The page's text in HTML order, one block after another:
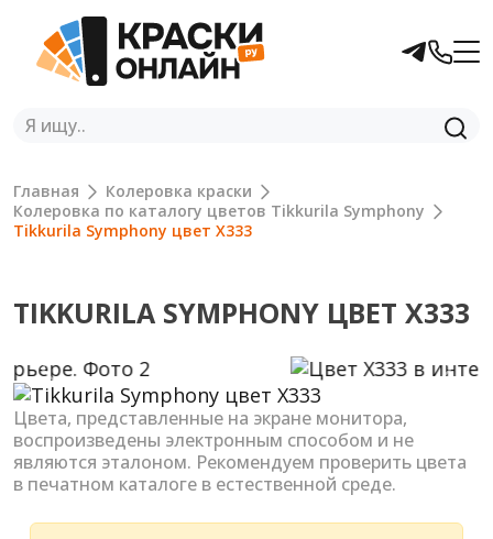
Главная
Колеровка краски
Колеровка по каталогу цветов Tikkurila Symphony
Tikkurila Symphony цвет X333
TIKKURILA SYMPHONY ЦВЕТ X333
Previous Next
Цвета, представленные на экране монитора,
воспроизведены электронным способом и не
являются эталоном. Рекомендуем проверить цвета
в печатном каталоге в естественной среде.